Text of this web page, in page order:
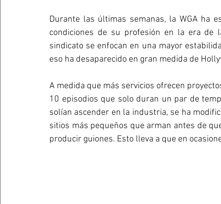
Durante las últimas semanas, la WGA ha
condiciones de su profesión en la era de
sindicato se enfocan en una mayor
eso ha desaparecido en gran medida de
A medida que más servicios ofrecen
10 episodios que solo duran un par de
solían ascender en la industria, se ha
sitios más pequeños que arman antes de
producir guiones. Esto lleva a que en